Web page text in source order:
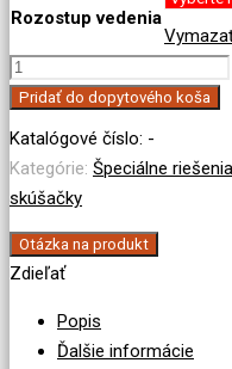
Rozostup vedenia
množstvo
Teleskopická
Pridať do dopytového koša
Katalógové číslo: -
Kategórie: Špeciálne riešenia
skúšačky
Otázka na produkt
Zdieľať
Popis
Ďalšie informácie